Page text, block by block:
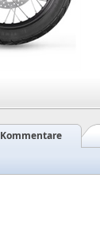
Kommentare